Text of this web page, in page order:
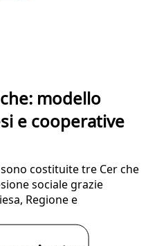
modello
e cooperative
sono costituite tre Cer che
sociale grazie
Regione e